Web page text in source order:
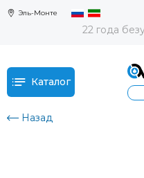
Эль-Монте
22 года
Каталог
Назад